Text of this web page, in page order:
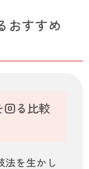
おすすめ
る比較
法を生かし